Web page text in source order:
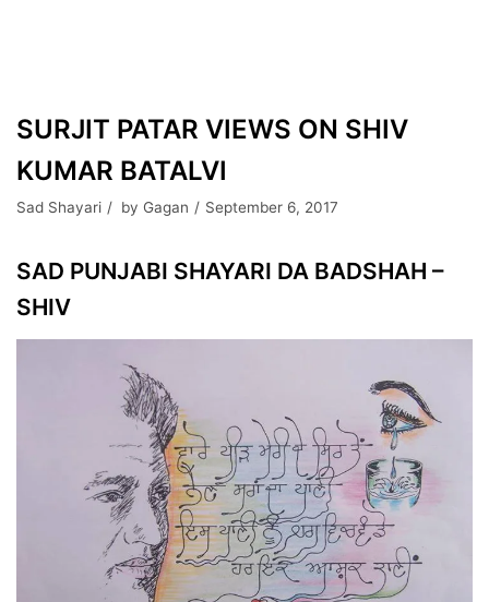
SURJIT PATAR VIEWS ON SHIV
KUMAR BATALVI
Sad Shayari by Gagan September 6, 2017
SAD PUNJABI SHAYARI DA BADSHAH –
SHIV